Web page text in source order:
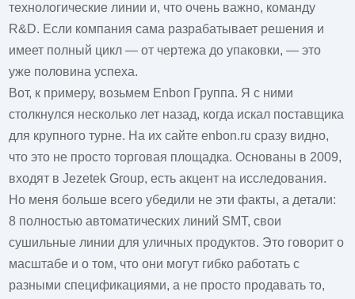
технологические линии и, что очень важно, команду
R&D. Если компания сама разрабатывает решения и
имеет полный цикл — от чертежа до упаковки, — это
уже половина успеха.
Вот, к примеру, возьмем Enbon Группа. Я с ними
столкнулся несколько лет назад, когда искал поставщика
для крупного турне. На их сайтеenbon.ru сразу видно,
что это не просто торговая площадка. Основаны в 2009,
входят в Jezetek Group, есть акцент на исследования.
Но меня больше всего убедили не эти факты, а детали:
8 полностью автоматических линий SMT, свои
сушильные линии для уличных продуктов. Это говорит о
масштабе и о том, что они могут гибко работать с
разными спецификациями, а не просто продавать то,